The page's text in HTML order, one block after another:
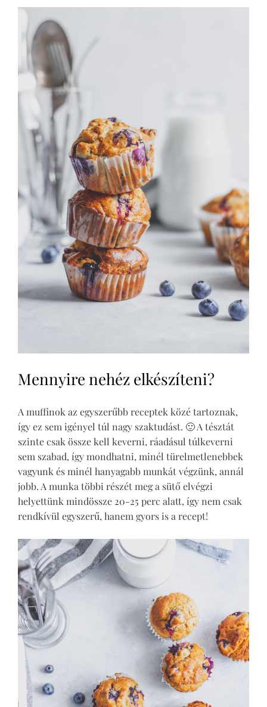
Mennyire nehéz elkészíteni?
A muffinok az egyszerűbb receptek közé tartoznak,
így ez sem igényel túl nagy szaktudást. 🙂 A tésztát
szinte csak össze kell keverni, ráadásul túlkeverni
sem szabad, így mondhatni, minél türelmetlenebbek
vagyunk és minél hanyagabb munkát végzünk, annál
jobb. A munka többi részét meg a sütő elvégzi
helyettünk mindössze 20-25 perc alatt, így nem csak
rendkívül egyszerű, hanem gyors is a recept!